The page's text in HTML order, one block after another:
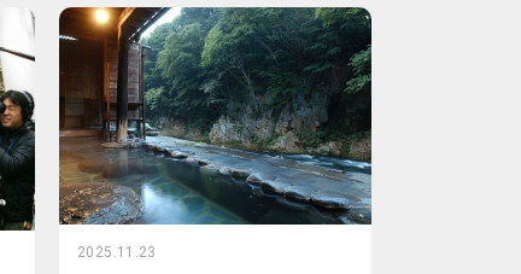
2025.11.23